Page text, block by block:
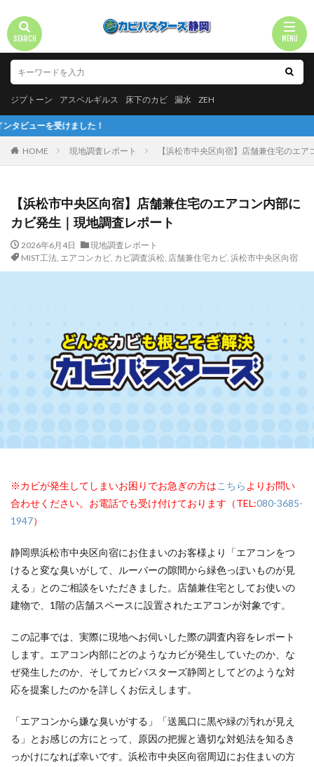
ジプトーン アスペルギルス 床下のカビ 漏水 ZEH
た！
HOME 現地調査レポート 【浜松市中央区向宿】店舗兼住宅のエ
【浜松市中央区向宿】店舗兼住宅のエアコン内部に
カビ発生｜現地調査レポート
2026年6月4日
現地調査レポート
MIST工法, エアコンカビ, カビ調査浜松, 店舗兼住宅カビ, 浜松市中央区向宿
※カビが発生してしまいお困りでお急ぎの方はこちら よりお問い
合わせください。お電話でも受け付けております（TEL:080-3685-
1947）
静岡県浜松市中央区向宿にお住まいのお客様より「エアコンをつ
けると変な臭いがして、ルーバーの隙間から緑色っぽいものが見
える」とのご相談をいただきました。店舗兼住宅としてお使いの
建物で、1階の店舗スペースに設置されたエアコンが対象です。
この記事では、実際に現地へお伺いした際の調査内容をレポート
します。エアコン内部にどのようなカビが発生していたのか、な
ぜ発生したのか、そしてカビバスターズ静岡としてどのような対
応を提案したのかを詳しくお伝えします。
「エアコンから嫌な臭いがする」「送風口に黒や緑の汚れが見え
る」とお感じの方にとって、原因の把握と適切な対処法を知るき
っかけになれば幸いです。浜松市中央区向宿周辺にお住まいの方